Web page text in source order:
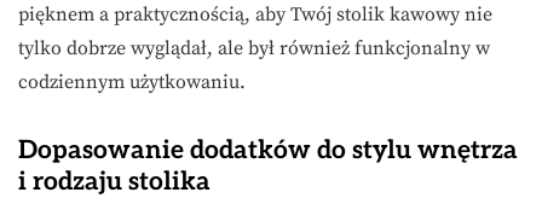
pięknem a praktycznością, aby Twój stolik kawowy nie
tylko dobrze wyglądał, ale był również funkcjonalny w
codziennym użytkowaniu.
Dopasowanie dodatków do stylu wnętrza
i rodzaju stolika